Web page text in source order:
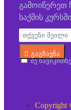
გამოიწერეთ
საქმის კურსში
გაგზავნა
მე წავიკითხე